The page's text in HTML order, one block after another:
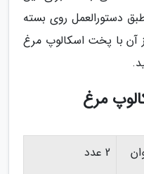
دستورالعمل روی بسته
آن با پخت اسکالوپ مرغ
مرغ
2 عدد